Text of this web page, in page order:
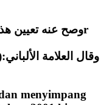
وقال العلامة
menyimpang